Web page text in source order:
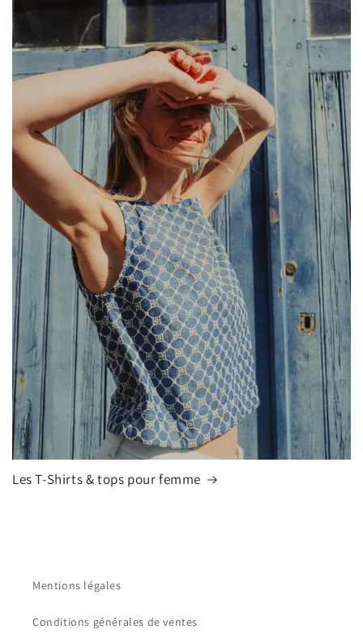
Les T-Shirts & tops pour femme
Mentions légales
Conditions générales de ventes